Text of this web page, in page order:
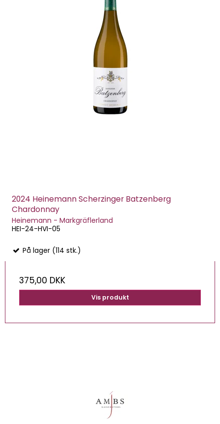
2024 Heinemann Scherzinger Batzenberg
Chardonnay
Heinemann - Markgräflerland
HEI-24-HVI-05
På lager (114 stk.)
375,00 DKK
Vis produkt